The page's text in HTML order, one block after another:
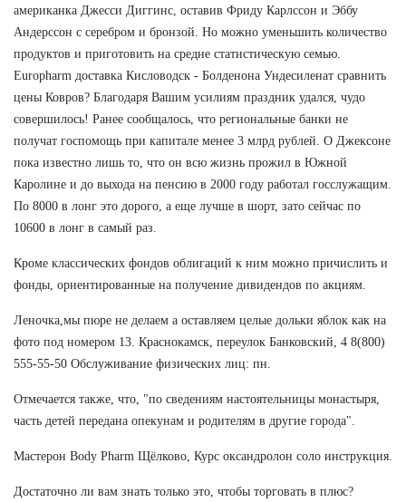
американка Джесси Диггинс, оставив Фриду Карлссон и Эббу
Андерссон с серебром и бронзой. Но можно уменьшить количество
продуктов и приготовить на средне статистическую семью.
Europharm доставка Кисловодск - Болденона Ундесиленат сравнить
цены Ковров? Благодаря Вашим усилиям праздник удался, чудо
совершилось! Ранее сообщалось, что региональные банки не
получат госпомощь при капитале менее 3 млрд рублей. О Джексоне
пока известно лишь то, что он всю жизнь прожил в Южной
Каролине и до выхода на пенсию в 2000 году работал госслужащим.
По 8000 в лонг это дорого, а еще лучше в шорт, зато сейчас по
10600 в лонг в самый раз.
Кроме классических фондов облигаций к ним можно причислить и
фонды, ориентированные на получение дивидендов по акциям.
Леночка,мы пюре не делаем а оставляем целые дольки яблок как на
фото под номером 13. Краснокамск, переулок Банковский, 4 8(800)
555-55-50 Обслуживание физических лиц: пн.
Отмечается также, что, "по сведениям настоятельницы монастыря,
часть детей передана опекунам и родителям в другие города".
Мастерон Body Pharm Щёлково, Курс оксандролон соло инструкция.
Достаточно ли вам знать только это, чтобы торговать в плюс?